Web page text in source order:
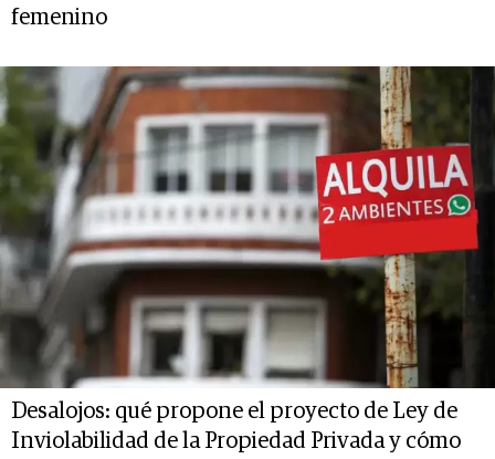
femenino
Desalojos: qué propone el proyecto de Ley de
Inviolabilidad de la Propiedad Privada y cómo